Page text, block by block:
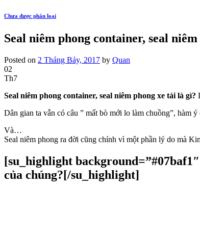
Chưa được phân loại
Seal niêm phong container, seal
Posted on 2 Tháng Bảy, 2017 by Quan
02
Th7
Seal niêm phong container, seal niêm phong xe tải là gì?
Dân gian ta vẫn có câu ” mất bò mới lo làm chuồng”, hàm
Và…
Seal niêm phong ra đời cũng chính vì một phần lý do mà
[su_highlight
của chúng?[/su_highlight]